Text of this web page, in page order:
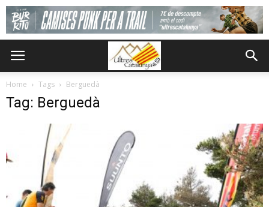
Home Tags Berguedà
Tag: Berguedà